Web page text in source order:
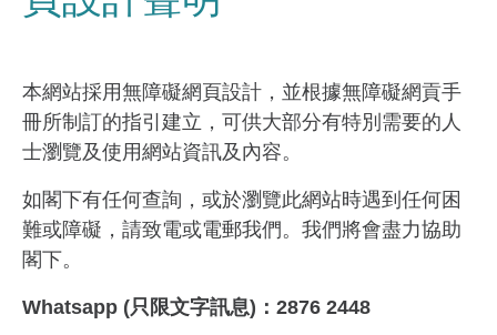
本網站採用無障礙網頁設計，並根據無障礙網貢手
冊所制訂的指引建立，可供大部分有特別需要的人
士瀏覽及使用網站資訊及內容。
如閣下有任何查詢，或於瀏覽此網站時遇到任何困
難或障礙，請致電或電郵我們。我們將會盡力協助
閣下。
‌‌Whatsapp (只限文字訊息) ： 2876 2448